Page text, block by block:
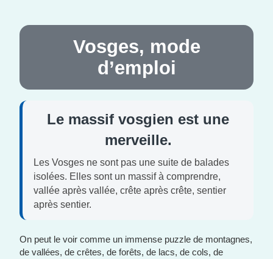
Vosges, mode
d’emploi
Le massif vosgien est une
merveille.
Les Vosges ne sont pas une suite de balades
isolées. Elles sont un massif à comprendre,
vallée après vallée, crête après crête, sentier
après sentier.
On peut le voir comme un immense puzzle de montagnes,
de vallées, de crêtes, de forêts, de lacs, de cols, de